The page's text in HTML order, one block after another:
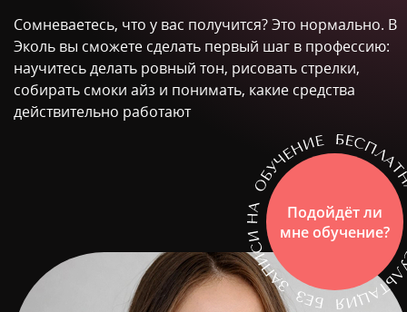
Сомневаетесь, что у вас получится? Это нормально. В
Эколь вы сможете сделать первый шаг в профессию:
научитесь делать ровный тон, рисовать стрелки,
собирать смоки айз и понимать, какие средства
действительно работают
Подойдёт ли
мне обучение?